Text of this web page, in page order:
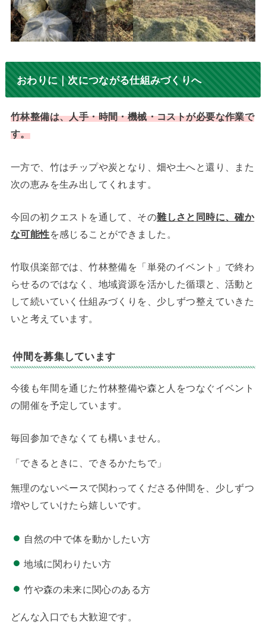
おわりに｜次につながる仕組みづくりへ
竹林整備は、人手・時間・機械・コストが必要な作業で
す。
一方で、竹はチップや炭となり、畑や土へと還り、また
次の恵みを生み出してくれます。
今回の初クエストを通して、その難しさと同時に、確か
な可能性を感じることができました。
竹取倶楽部では、竹林整備を「単発のイベント」で終わ
らせるのではなく、地域資源を活かした循環と、活動と
して続いていく仕組みづくりを、少しずつ整えていきた
いと考えています。
仲間を募集しています
今後も年間を通じた竹林整備や森と人をつなぐイベント
の開催を予定しています。
毎回参加できなくても構いません。
「できるときに、できるかたちで」
無理のないペースで関わってくださる仲間を、少しずつ
増やしていけたら嬉しいです。
自然の中で体を動かしたい方
地域に関わりたい方
竹や森の未来に関心のある方
どんな入口でも大歓迎です。